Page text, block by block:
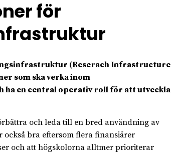
för
(Reserach Infrastructure
som ska verka inom
en central operativ roll för att utveckla
och leda till en bred användning av
bra eftersom flera finansiärer
och att högskolorna alltmer prioriterar